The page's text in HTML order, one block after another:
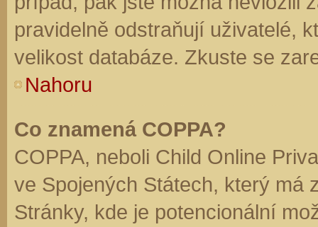
pravidelně odstraňují uživatelé,
velikost databáze. Zkuste se
Nahoru
Co znamená COPPA?
COPPA, neboli Child Online
ve Spojených Státech, který má
Stránky, kde je potencionální